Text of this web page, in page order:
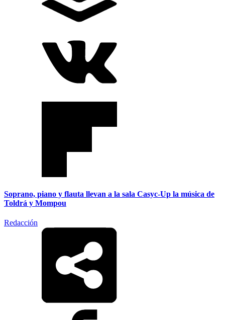
Soprano, piano y flauta llevan a la sala Casyc-Up la música de
Toldrá y Mompou
Redacción